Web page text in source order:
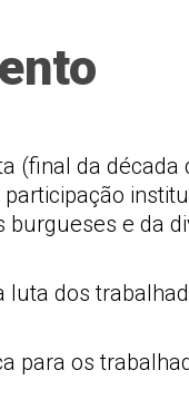
(final da década
burgueses e da
luta dos
para os